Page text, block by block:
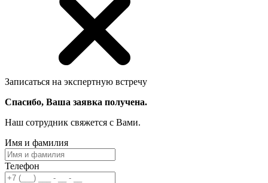
Записаться на экспертную встречу
Спасибо, Ваша заявка получена.
Наш сотрудник свяжется с Вами.
Имя и фамилия
Телефон